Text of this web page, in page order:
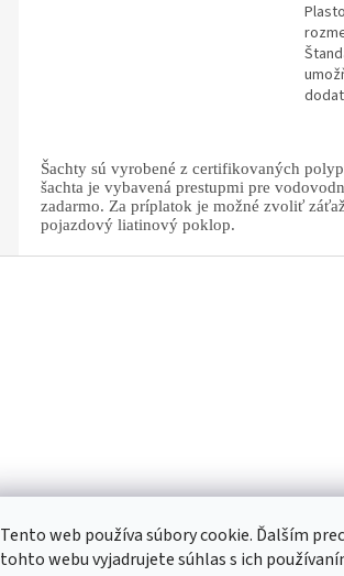
Tento web používa súbory cookie. Ďalším
tohto webu vyjadrujete súhlas s ich
Šachty sú vyrobené z certifikovaných
šachta je vybavená prestupmi pre
zadarmo. Za príplatok je možné zvoliť
pojazdový liatinový poklop.